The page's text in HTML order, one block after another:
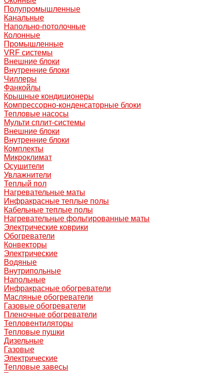
Полупромышленные
Канальные
Напольно-потолочные
Колонные
Промышленные
VRF системы
Внешние блоки
Внутренние блоки
Чиллеры
Фанкойлы
Крышные кондиционеры
Компрессорно-конденсаторные блоки
Тепловые насосы
Мульти сплит-системы
Внешние блоки
Внутренние блоки
Комплекты
Микроклимат
Осушители
Увлажнители
Теплый пол
Нагревательные маты
Инфракрасные теплые полы
Кабельные теплые полы
Нагревательные фольгированные маты
Электрические коврики
Обогреватели
Конвекторы
Электрические
Водяные
Внутрипольные
Напольные
Инфракрасные обогреватели
Масляные обогреватели
Газовые обогреватели
Пленочные обогреватели
Тепловентиляторы
Тепловые пушки
Дизельные
Газовые
Электрические
Тепловые завесы